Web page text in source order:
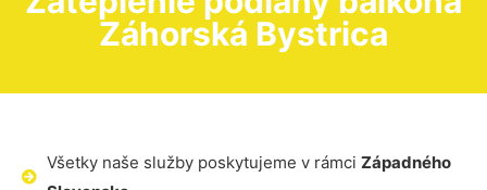
Záhorská Bystrica
Všetky naše služby poskytujeme v rámci Západného